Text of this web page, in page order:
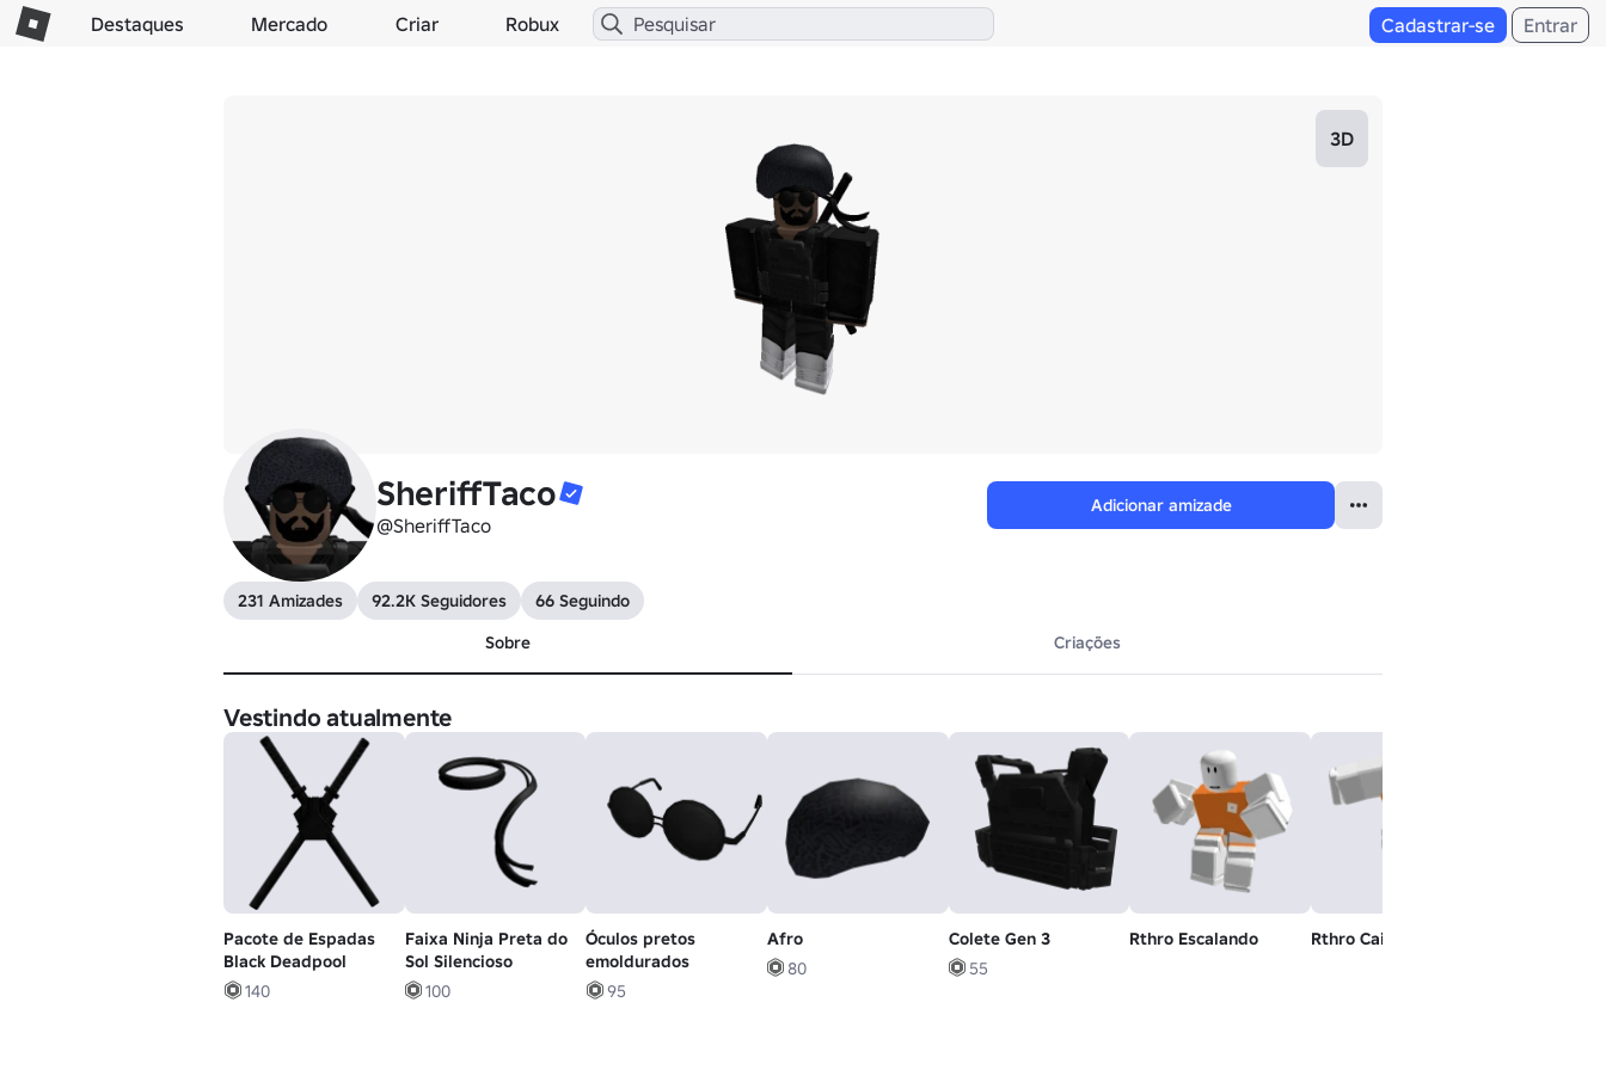
Destaques Mercado Criar Robux Cadastrar-se Entrar
3D
SheriffTaco
@SheriffTaco
Adicionar amizade
231 Amizades 92.2K Seguidores
66 Seguindo
Sobre
Criações
Vestindo atualmente
Pacote de Espadas
Black Deadpool
140
Faixa Ninja Preta do
Sol Silencioso
100
Óculos pretos
emoldurados
95
Afro
80
Colete Gen 3
55
Rthro Escalando Rthro Caindo